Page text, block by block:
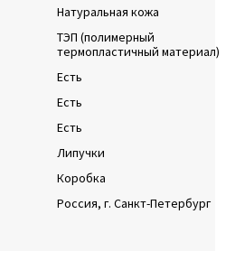
Натуральная кожа
ТЭП (полимерный
термопластичный материал)
Есть
Есть
Есть
Липучки
Коробка
Россия, г. Санкт-Петербург